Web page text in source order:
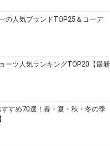
の人気ブランドTOP25＆コーデ
ーツ人気ランキングTOP20【最新
すめ70選！春・夏・秋・冬の季